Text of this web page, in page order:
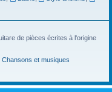
de pièces écrites à l'origine
Chansons et musiques